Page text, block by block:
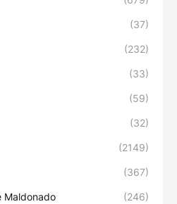
(37)
(232)
(33)
(59)
(32)
(2149)
(367)
Maldonado (246)